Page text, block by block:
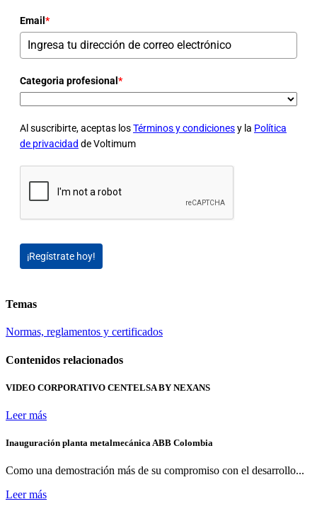
Email *
Categoria profesional *
Al suscribirte, aceptas losTérminos y condicionesy la Política
de privacidad de Voltimum
¡Regístrate hoy!
Temas
Normas, reglamentos y certificados
Contenidos relacionados
VIDEO CORPORATIVO CENTELSA BY NEXANS
Leer más
Inauguración planta metalmecánica ABB Colombia
Como una demostración más de su compromiso con el desarrollo...
Leer más